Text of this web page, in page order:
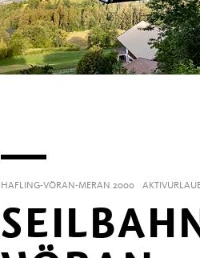
HAFLING-VÖRAN-MERAN 2000